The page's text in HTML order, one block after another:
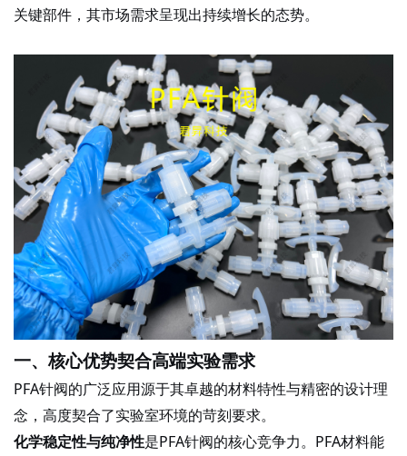
关键部件，其市场需求呈现出持续增长的态势。
一、核心优势契合高端实验需求
PFA针阀的广泛应用源于其卓越的材料特性与精密的设计理
念，高度契合了实验室环境的苛刻要求。
化学稳定性与纯净性是PFA针阀的核心竞争力。PFA材料能